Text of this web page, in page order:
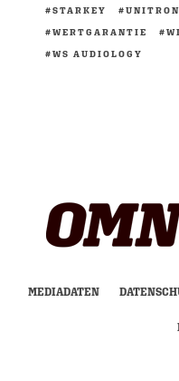
STARKEY
UNITRON
WERTGARANTIE
WS AUDIOLOGY
MEDIADATEN